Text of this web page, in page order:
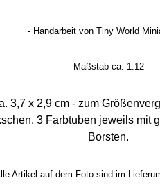
- Handarbeit von Tiny World
Maßstab ca. 1:12
3,7 x 2,9 cm - zum
3 Farbtuben jeweils mit
Borsten.
Artikel auf dem Foto sind im